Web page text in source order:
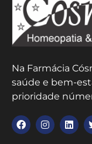
Na Farmácia
saúde e bem-
prioridade